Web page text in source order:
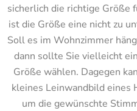
sicherlich die richtige Größe
ist die Größe eine nicht zu
Soll es im Wohnzimmer
dann sollte Sie vielleicht
Größe wählen. Dagegen
kleines Leinwandbild eines
um die gewünschte